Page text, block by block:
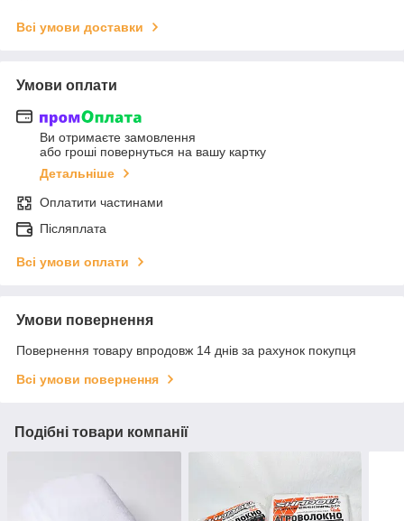
Всі умови доставки
Умови оплати
Ви отримаєте замовлення
або гроші повернуться на вашу картку
Детальніше
Оплатити частинами
Післяплата
Всі умови оплати
Умови повернення
Повернення товару впродовж 14 днів за рахунок покупця
Всі умови повернення
Подібні товари компанії